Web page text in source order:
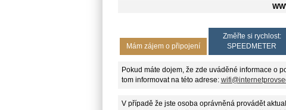
Mám zájem o připojení
Změřte si rychlost:
SPEEDMETER
Pokud máte dojem, že zde uváděné informace o
tom informovat na této adrese:
V případě že jste osoba oprávněná provádět